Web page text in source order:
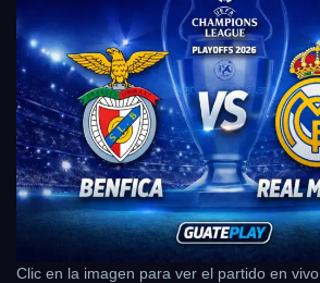
Clic en la imagen para ver el partido en vivo